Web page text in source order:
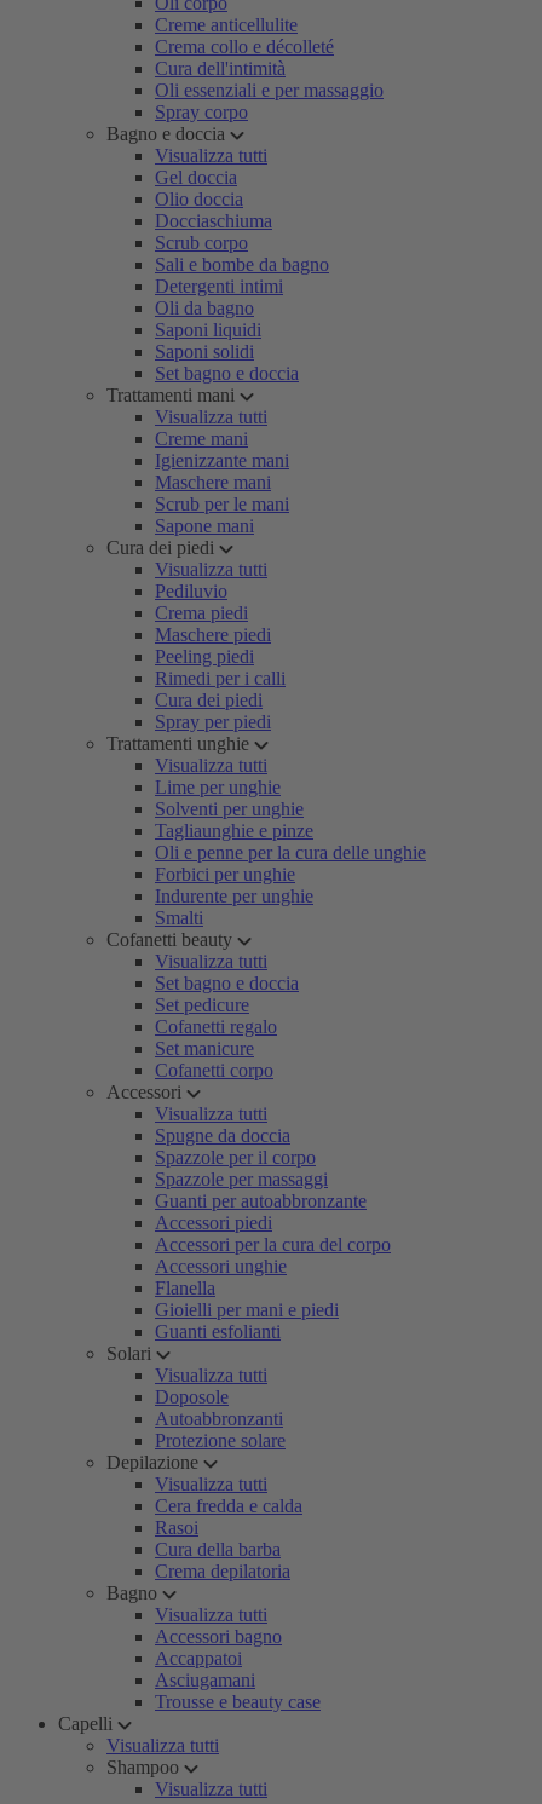
Creme anticellulite
Crema collo e décolleté
Cura dell'intimità
Oli essenziali e per massaggio
Spray corpo
Bagno e doccia
Visualizza tutti
Gel doccia
Olio doccia
Docciaschiuma
Scrub corpo
Sali e bombe da bagno
Detergenti intimi
Oli da bagno
Saponi liquidi
Saponi solidi
Set bagno e doccia
Trattamenti mani
Visualizza tutti
Creme mani
Igienizzante mani
Maschere mani
Scrub per le mani
Sapone mani
Cura dei piedi
Visualizza tutti
Pediluvio
Crema piedi
Maschere piedi
Peeling piedi
Rimedi per i calli
Cura dei piedi
Spray per piedi
Trattamenti unghie
Visualizza tutti
Lime per unghie
Solventi per unghie
Tagliaunghie e pinze
Oli e penne per la cura delle unghie
Forbici per unghie
Indurente per unghie
Smalti
Cofanetti beauty
Visualizza tutti
Set bagno e doccia
Set pedicure
Cofanetti regalo
Set manicure
Cofanetti corpo
Accessori
Visualizza tutti
Spugne da doccia
Spazzole per il corpo
Spazzole per massaggi
Guanti per autoabbronzante
Accessori piedi
Accessori per la cura del corpo
Accessori unghie
Flanella
Gioielli per mani e piedi
Guanti esfolianti
Solari
Visualizza tutti
Doposole
Autoabbronzanti
Protezione solare
Depilazione
Visualizza tutti
Cera fredda e calda
Rasoi
Cura della barba
Crema depilatoria
Bagno
Visualizza tutti
Accessori bagno
Accappatoi
Asciugamani
Trousse e beauty case
Capelli
Visualizza tutti
Shampoo
Visualizza tutti